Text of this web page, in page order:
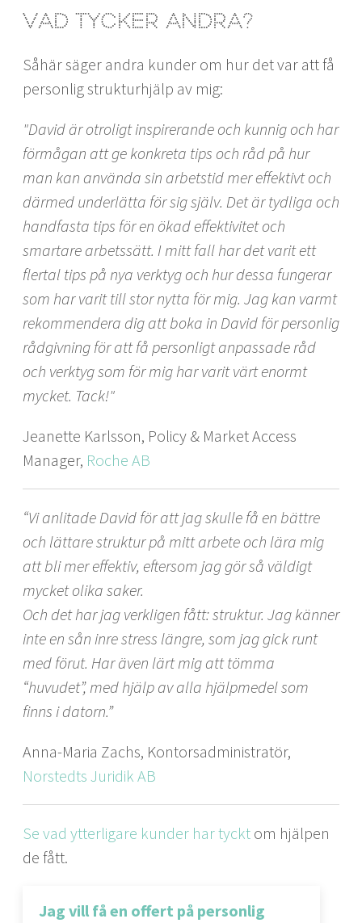
Vad tycker andra?
Såhär säger andra kunder om hur det var att få
personlig strukturhjälp av mig:
"David är otroligt inspirerande och kunnig och har
förmågan att ge konkreta tips och råd på hur
man kan använda sin arbetstid mer effektivt och
därmed underlätta för sig själv. Det är tydliga och
handfasta tips för en ökad effektivitet och
smartare arbetssätt. I mitt fall har det varit ett
flertal tips på nya verktyg och hur dessa fungerar
som har varit till stor nytta för mig. Jag kan varmt
rekommendera dig att boka in David för personlig
rådgivning för att få personligt anpassade råd
och verktyg som för mig har varit värt enormt
mycket. Tack!"
Jeanette Karlsson, Policy & Market Access
Manager, Roche AB
“Vi anlitade David för att jag skulle få en bättre
och lättare struktur på mitt arbete och lära mig
att bli mer effektiv, eftersom jag gör så väldigt
mycket olika saker.
Och det har jag verkligen fått: struktur. Jag känner
inte en sån inre stress längre, som jag gick runt
med förut. Har även lärt mig att tömma
“huvudet”, med hjälp av alla hjälpmedel som
finns i datorn.”
Anna-Maria Zachs, Kontorsadministratör,
Norstedts Juridik AB
Se vad ytterligare kunder har tyckt om hjälpen
de fått.
Jag vill få en offert på personlig